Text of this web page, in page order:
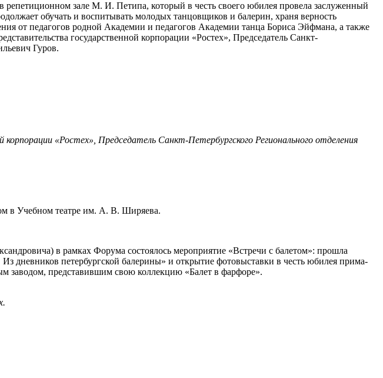
зале М. И. Петипа, который в честь своего юбилея провела заслуженный
обучать и воспитывать молодых танцовщиков и балерин, храня верность
от педагогов родной Академии и педагогов Академии танца Бориса Эйфмана, а также
государственной корпорации «Ростех», Председатель Санкт-
Гуров.
«Ростех», Председатель Санкт-Петербургского Регионального отделения
в Учебном театре им. А. В. Ширяева.
в рамках Форума состоялось мероприятие «Встречи с балетом»: прошла
дневников петербургской балерины» и открытие фотовыставки в честь юбилея прима-
заводом, представившим свою коллекцию «Балет в фарфоре».